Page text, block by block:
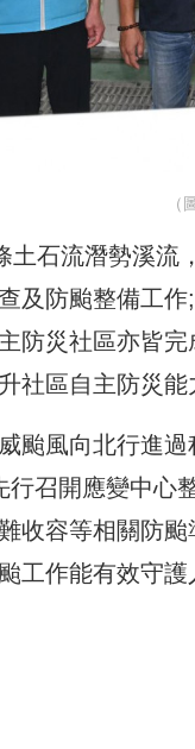
（
土石流潛勢溪流
及防颱整備工
防災社區亦皆
社區自主防災能
颱風向北行進
行召開應變中心
收容等相關防
工作能有效守